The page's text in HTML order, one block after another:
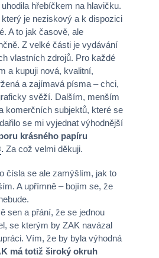
hřebíčkem na hlavičku.
je neziskový a k dispozici
A to jak časově, ale
Z velké části je vydávání
vlastních zdrojů. Pro každé
a kupuji nová, kvalitní,
a zajímavá písma – chci,
svěží. Dalším, menším
komerčních subjektů, které se
se mi vyjednat výhodnější
krásného papíru
. Za což velmi děkuji.
čísla se ale zamýšlím, jak to
A upřímně – bojím se, že
sen a přání, že se jednou
se kterým by ZAK navázal
Vím, že by byla výhodná
má totiž široký okruh